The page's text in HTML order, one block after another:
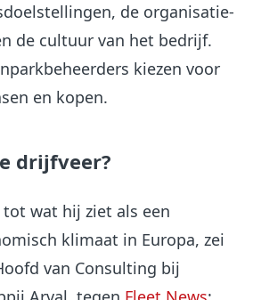
de organisatie-
de cultuur van het bedrijf.
kiezen voor
en kopen.
drijfveer?
wat hij ziet als een
klimaat in Europa, zei
van Consulting bij